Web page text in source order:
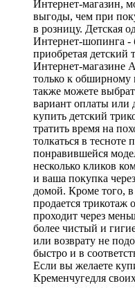
Интернет-магазин,
выгоды, чем при
в розницу. Детская
Интернет-шопинга -
приобретая детский
Интернет-магазине
только к обширному
также можете
вариант оплаты или
купить детский
тратить время на
толкаться в
понравившейся
несколько кликов
и ваша покупка
домой. Кроме того,
продается трикотаж
проходит через
более чистый и
или возврату не
быстро и в
Если вы желаете
Кременчугедля